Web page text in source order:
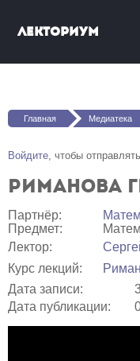
Лекториум
Вы здесь
Главная Медиатека
Войдите, чтобы
Риманова
Партнёр:
Предмет:
Лектор:
Курс лекций:
Дата записи:
Дата публикации: